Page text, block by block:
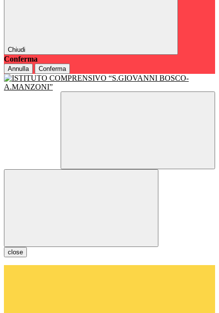
Chiudi
Conferma
Annulla Conferma
close